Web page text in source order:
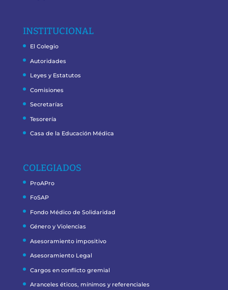
INSTITUCIONAL
El Colegio
Autoridades
Leyes y Estatutos
Comisiones
Secretarías
Tesorería
Casa de la Educación Médica
COLEGIADOS
ProAPro
FoSAP
Fondo Médico de Solidaridad
Género y Violencias
Asesoramiento impositivo
Asesoramiento Legal
Cargos en conflicto gremial
Aranceles éticos, mínimos y referenciales